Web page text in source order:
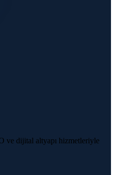
ve dijital altyapı hizmetleriyle